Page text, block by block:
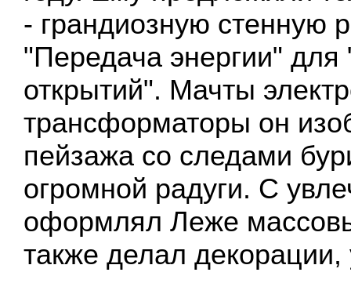
- грандиозную стенную
"Передача энергии" для
открытий". Мачты
трансформаторы он
пейзажа со следами
огромной радуги. С
оформлял Леже
также делал